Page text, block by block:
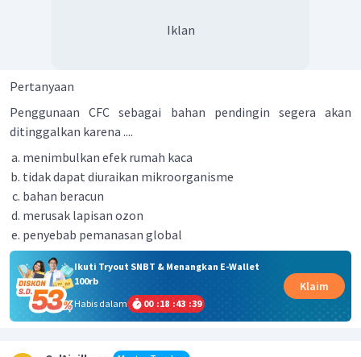
Iklan
Pertanyaan
Penggunaan CFC sebagai bahan pendingin segera akan
ditinggalkan karena ....
menimbulkan efek rumah kaca
tidak dapat diuraikan mikroorganisme
bahan beracun
merusak lapisan ozon
penyebab pemanasan global
Ikuti Tryout SNBT & Menangkan E-Wallet
100rb
Habis dalam
00 :18 :43 :39
Klaim